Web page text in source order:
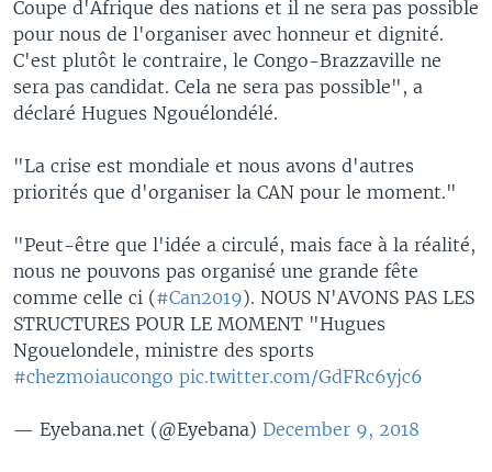
Coupe d'Afrique des nations et il ne sera pas possible
pour nous de l'organiser avec honneur et dignité.
C'est plutôt le contraire, le Congo-Brazzaville ne
sera pas candidat. Cela ne sera pas possible", a
déclaré Hugues Ngouélondélé.
"La crise est mondiale et nous avons d'autres
priorités que d'organiser la CAN pour le moment."
"Peut-être que l'idée a circulé, mais face à la réalité,
nous ne pouvons pas organisé une grande fête
comme celle ci (#Can2019). NOUS N'AVONS PAS LES
STRUCTURES POUR LE MOMENT "Hugues
Ngouelondele, ministre des sports
#chezmoiaucongo pic.twitter.com/GdFRc6yjc6
— Eyebana.net (@Eyebana) December 9, 2018